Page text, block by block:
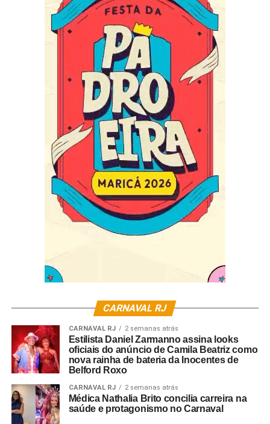
Em 2022 a Sossego levará para a Marquês de Sapucaí o
enredo “Visões Xamânicas”, do carnavalesco André
Rodrigues. A agremiação encerra os desfiles da Série
Ouro, na sexta-feira de carnaval.
Fotos: Diego Mendes
CARNAVAL RJ
CARNAVAL RJ 2 semanas atrás
Estilista Daniel Zarmanno assina looks
oficiais do anúncio de Camila Beatriz como
nova rainha de bateria da Inocentes de
Belford Roxo
CARNAVAL RJ 2 semanas atrás
Médica Nathalia Brito concilia carreira na
saúde e protagonismo no Carnaval